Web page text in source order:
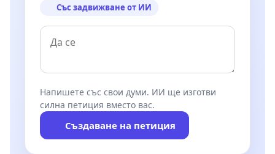
Със задвижване от ИИ
Напишете със свои думи. ИИ ще изготви
силна петиция вместо вас.
Създаване на петиция